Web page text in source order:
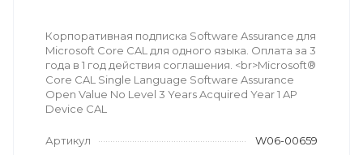
Корпоративная подписка Software Assurance для
Microsoft Core CAL для одного языка. Оплата за 3
года в 1 год действия соглашения. <br>Microsoft®
Core CAL Single Language Software Assurance
Open Value No Level 3 Years Acquired Year 1 AP
Device CAL
Артикул
W06-00659